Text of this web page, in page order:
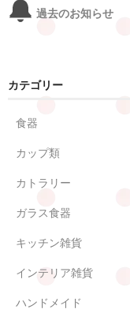
過去のお知らせ
カテゴリー
食器
カップ類
カトラリー
ガラス食器
キッチン雑貨
インテリア雑貨
ハンドメイド